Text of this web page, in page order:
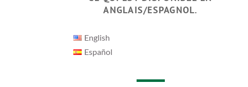
ANGLAIS/ESPAGNOL.
English
Español